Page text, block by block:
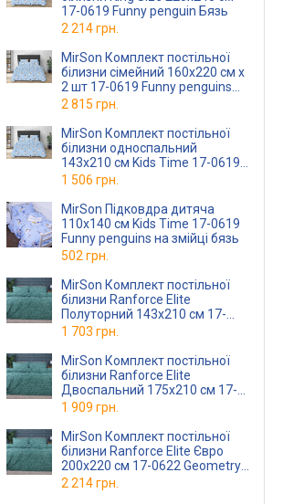
17-0619 Funny penguin Бязь
2 214 грн.
MirSon Комплект постільної
білизни сімейний 160x220 см х
2 шт 17-0619 Funny penguins
бязь
2 815 грн.
MirSon Комплект постільної
білизни односпальний
143х210 см Kids Time 17-0619
Funny penguins Бязь
1 506 грн.
MirSon Підковдра дитяча
110x140 см Kids Time 17-0619
Funny penguins на змійці бязь
502 грн.
MirSon Комплект постільної
білизни Ranforce Elite
Полуторний 143х210 см 17-
0622 Geometry Emerald
Ранфорс
1 703 грн.
MirSon Комплект постільної
білизни Ranforce Elite
Двоспальний 175х210 см 17-
0622 Geometry Emerald
Ранфорс
1 909 грн.
MirSon Комплект постільної
білизни Ranforce Elite Євро
200х220 см 17-0622 Geometry
Emerald Ранфорс
2 214 грн.